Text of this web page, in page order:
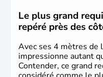
des européens, suite à
Christophe
britanniques
en 1776 et adoptent
La conquête de l'Ouest
phase de
Le plus grand
repéré près des
Avec ses 4 mètres de
impressionne autant
Contender, ce grand